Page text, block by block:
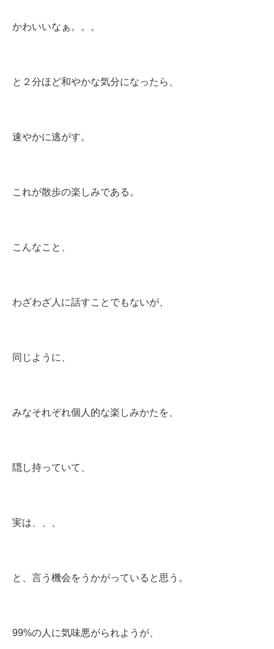
かわいいなぁ。。。
と２分ほど和やかな気分になったら、
速やかに逃がす。
これが散歩の楽しみである。
こんなこと、
わざわざ人に話すことでもないが、
同じように、
みなそれぞれ個人的な楽しみかたを、
隠し持っていて、
実は、、、
と、言う機会をうかがっていると思う。
99%の人に気味悪がられようが、